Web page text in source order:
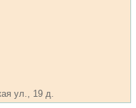
ул., 19 д.